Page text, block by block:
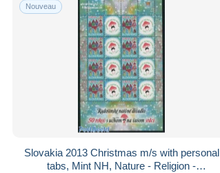
Nouveau
Slovakia 2013 Christmas m/s with personal
tabs, Mint NH, Nature - Religion -